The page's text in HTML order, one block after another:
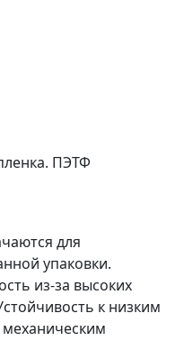
для
упаковки.
из-за высоких
к низким